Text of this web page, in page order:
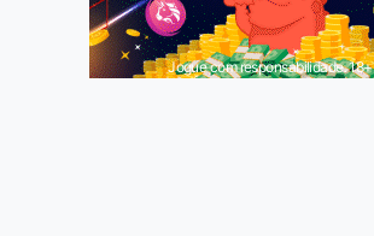
Jogue com responsabilidade. 18+